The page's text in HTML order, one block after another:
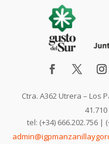
Ctra. A362 Utrera – Los
tel: (+34) 666.202.756 |